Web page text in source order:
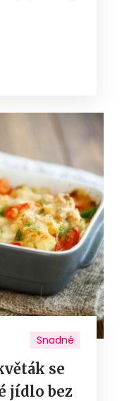
Snadné
se
jídlo bez